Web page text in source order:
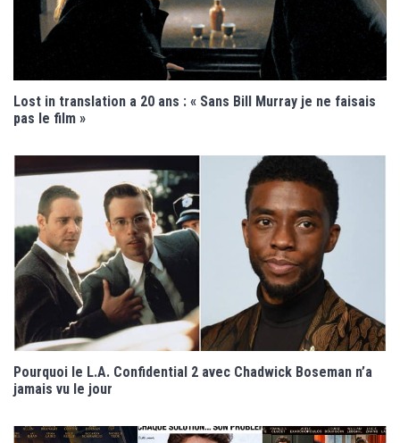
Lost in translation a 20 ans : « Sans Bill Murray je ne faisais
pas le film »
Pourquoi le L.A. Confidential 2 avec Chadwick Boseman n’a
jamais vu le jour